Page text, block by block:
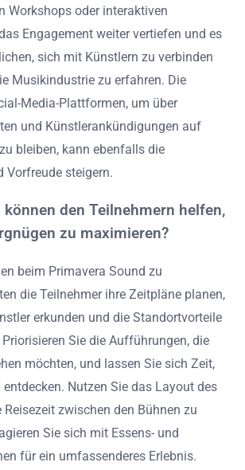
Workshops oder interaktiven
Engagement weiter vertiefen und es
sich mit Künstlern zu verbinden
Musikindustrie zu erfahren. Die
Media-Plattformen, um über
und Künstlerankündigungen auf
bleiben, kann ebenfalls die
Vorfreude steigern.
den Teilnehmern helfen,
zu maximieren?
beim Primavera Sound zu
die Teilnehmer ihre Zeitpläne planen,
erkunden und die Standortvorteile
Sie die Aufführungen, die
möchten, und lassen Sie sich Zeit,
Nutzen Sie das Layout des
Reisezeit zwischen den Bühnen zu
Sie sich mit Essens- und
für ein umfassenderes Erlebnis.